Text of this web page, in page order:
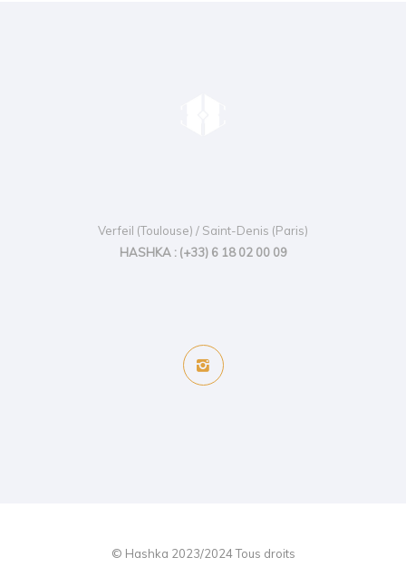
Verfeil (Toulouse) / Saint-Denis (Paris)
HASHKA : (+33) 6 18 02 00 09
© Hashka 2023/2024 Tous droits